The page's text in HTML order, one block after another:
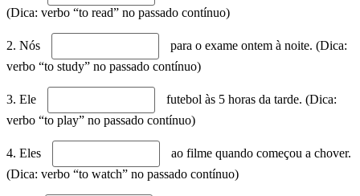
(Dica: verbo “to read” no passado contínuo)
2. Nós
para o exame ontem à noite. (Dica:
verbo “to study” no passado contínuo)
3. Ele
futebol às 5 horas da tarde. (Dica:
verbo “to play” no passado contínuo)
4. Eles
ao filme quando começou a chover.
(Dica: verbo “to watch” no passado contínuo)